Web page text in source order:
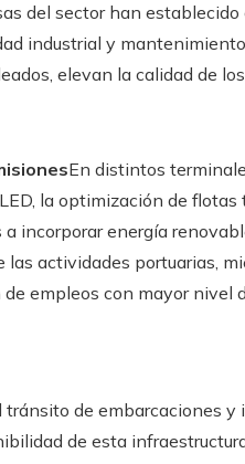
del sector han establecido
industrial y
elevan la calidad de
En distintos
la optimización de flotas
incorporar energía
actividades portuarias,
empleos con mayor nivel
de embarcaciones y
de esta